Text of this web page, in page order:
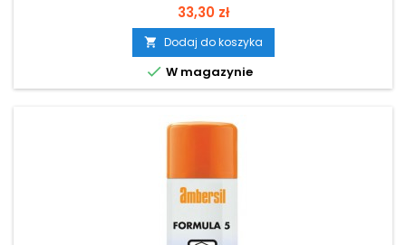
Cena
33,30 zł
 Dodaj do koszyka
 W magazynie